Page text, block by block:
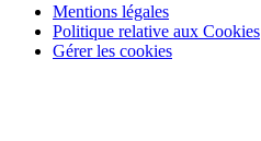
Mentions légales
Politique relative aux Cookies
Gérer les cookies